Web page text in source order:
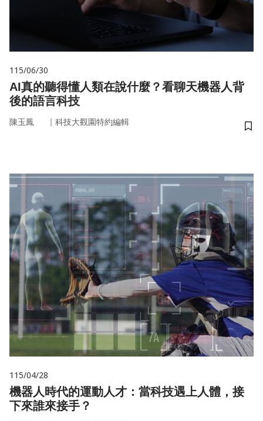
115/06/30
AI真的聽得懂人類在說什麼？看聊天機器人背
後的語言科技
陳玉鳳 ｜ 科技大觀園特約編輯
儲
115/04/28
機器人時代的運動人才：當科技遇上人體，接
下來誰來接手？